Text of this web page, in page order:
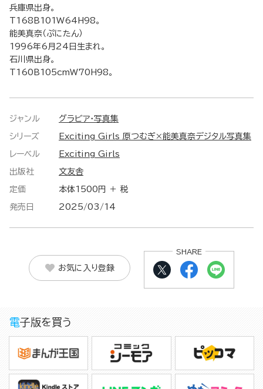
兵庫県出身。
T168B101W64H98。
能美真奈（ぷにたん）
1996年6月24日生まれ。
石川県出身。
T160B105cmW70H98。
ジャンル グラビア・写真集
シリーズ Exciting Girls 原つむぎ×能美真奈デジタル写真集
レーベル Exciting Girls
出版社 文友舎
定価 本体1500円 ＋ 税
発売日 2025/03/14
お気に入り登録
SHARE
電子版を買う